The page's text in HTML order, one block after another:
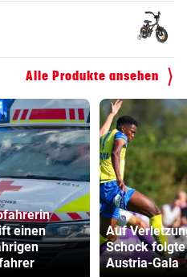
Alle Produkte ansehen
einen
Auf
Schock
Austria-Gala